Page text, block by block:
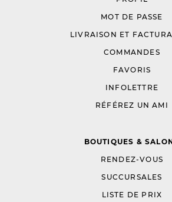
MOT DE PASSE
LIVRAISON ET
COMMANDES
FAVORIS
INFOLETTRE
RÉFÉREZ UN AMI
BOUTIQUES &
RENDEZ-VOUS
SUCCURSALES
LISTE DE PRIX